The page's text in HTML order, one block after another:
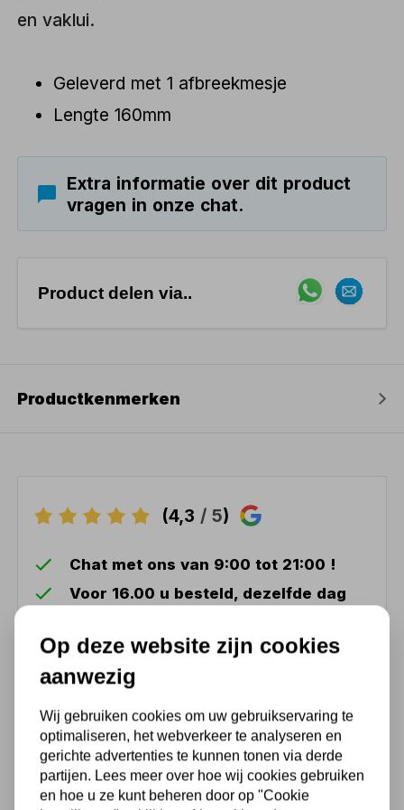
en vaklui.
Geleverd met 1 afbreekmesje
Lengte 160mm
Extra informatie over dit product
vragen in onze chat.
Product delen via..
Productkenmerken
(4,3 / 5)
Chat met ons van 9:00 tot 21:00 !
Voor 16.00 u besteld, dezelfde dag
(Technische) Vragen ? Bel ons +31
548 51 75 75
1.500 m2 winkel in Rijssen !
Twents familiebedrijf sinds 1992 !
Op deze website zijn cookies
aanwezig
Wij gebruiken cookies om uw gebruikservaring te
optimaliseren, het webverkeer te analyseren en
gerichte advertenties te kunnen tonen via derde
partijen. Lees meer over hoe wij cookies gebruiken
en hoe u ze kunt beheren door op "Cookie